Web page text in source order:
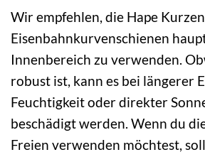
Wir empfehlen, die Hape Kurzen
Eisenbahnkurvenschienen
Innenbereich zu verwenden.
robust ist, kann es bei längerer
Feuchtigkeit oder direkter
beschädigt werden. Wenn du
Freien verwenden möchtest,